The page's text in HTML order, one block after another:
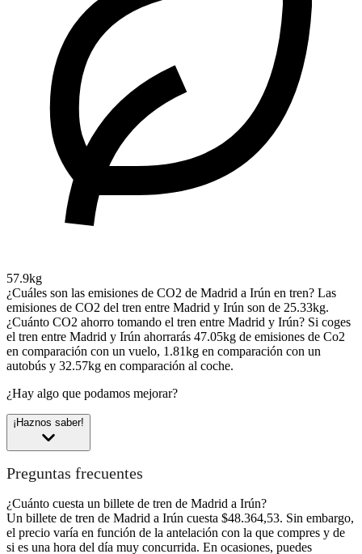
57.9kg
¿Cuáles son las emisiones de CO2 de Madrid a Irún en tren? Las
emisiones de CO2 del tren entre Madrid y Irún son de 25.33kg.
¿Cuánto CO2 ahorro tomando el tren entre Madrid y Irún? Si coges
el tren entre Madrid y Irún ahorrarás 47.05kg de emisiones de Co2
en comparación con un vuelo, 1.81kg en comparación con un
autobús y 32.57kg en comparación al coche.
¿Hay algo que podamos mejorar?
¡Haznos saber!
Preguntas frecuentes
¿Cuánto cuesta un billete de tren de Madrid a Irún?
Un billete de tren de Madrid a Irún cuesta $48.364,53. Sin embargo,
el precio varía en función de la antelación con la que compres y de
si es una hora del día muy concurrida. En ocasiones, puedes